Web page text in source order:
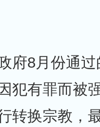
府8月份通
犯有罪而被
转换宗教，